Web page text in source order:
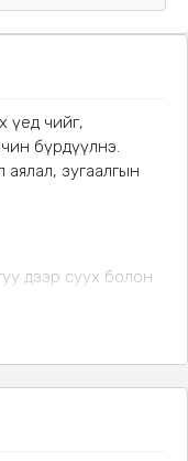
үед чийг,
бүрдүүлнэ.
зугаалгын
дээр суух болон
доод давхарга нь